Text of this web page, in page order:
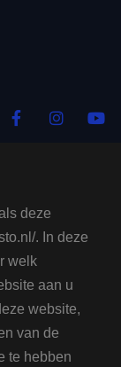
deze
. In deze
welk
aan u
website,
van de
te hebben